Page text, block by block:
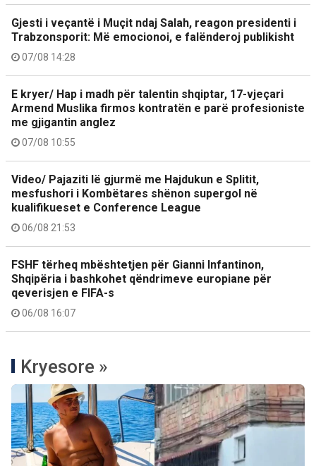
Gjesti i veçantë i Muçit ndaj Salah, reagon presidenti i
Trabzonsporit: Më emocionoi, e falënderoj publikisht
07/08 14:28
E kryer/ Hap i madh për talentin shqiptar, 17-vjeçari
Armend Muslika firmos kontratën e parë profesioniste
me gjigantin anglez
07/08 10:55
Video/ Pajaziti lë gjurmë me Hajdukun e Splitit,
mesfushori i Kombëtares shënon supergol në
kualifikueset e Conference League
06/08 21:53
FSHF tërheq mbështetjen për Gianni Infantinon,
Shqipëria i bashkohet qëndrimeve europiane për
qeverisjen e FIFA-s
06/08 16:07
Kryesore »